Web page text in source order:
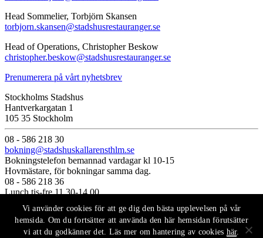
Head Sommelier, Torbjörn Skansen
torbjorn.skansen@stadshusrestauranger.se
Head of Operations, Christopher Beskow
christopher.beskow@stadshusrestauranger.se
Prenumerera på vårt nyhetsbrev
Stockholms Stadshus
Hantverkargatan 1
105 35 Stockholm
08 - 586 218 30
bokning@stadshuskallarensthlm.se
Bokningstelefon bemannad vardagar kl 10-15
Hovmästare, för bokningar samma dag.
08 - 586 218 36
Lunch tis-fre 11.30-14.00
Middag ons-lör 17.00-23.00
Sommarstängt 28 juni -11 augusti
Välkommen till Stadshuskällaren. Om du planerar en större middag
Vi använder cookies för att ge dig den bästa upplevelsen på vår
hemsida. Om du fortsätter att använda den här hemsidan förutsätter
vi att du godkänner det. Läs mer om hantering av cookies här.